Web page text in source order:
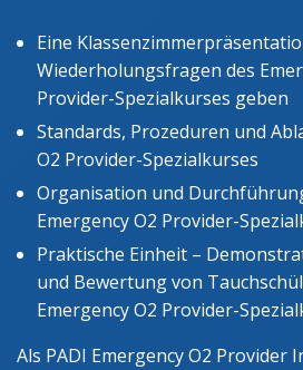
Eine
Wiederholungsfragen des
Provider-Spezialkurses geben
Standards, Prozeduren und
O2 Provider-Spezialkurses
Organisation und
Emergency O2 Provider-
Praktische Einheit –
und Bewertung von
Emergency O2 Provider-
Als PADI Emergency O2 Provider